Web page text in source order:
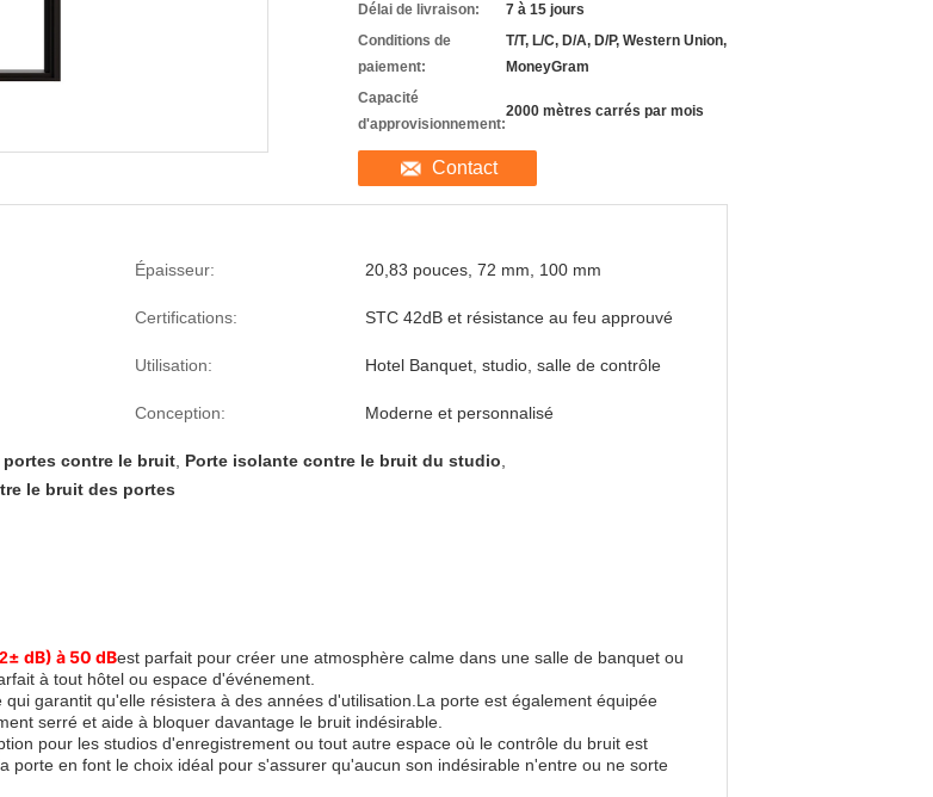
Délai de livraison:
7 à 15 jours
Conditions de
paiement:
T/T, L/C, D/A, D/P, Western Union,
MoneyGram
Capacité
d'approvisionnement:
2000 mètres carrés par mois
Contact
Épaisseur: 20,83 pouces, 72 mm, 100 mm
Certifications: STC 42dB et résistance au feu approuvé
Utilisation: Hotel Banquet, studio, salle de contrôle
Conception: Moderne et personnalisé
contre le bruit Porte isolante contre le bruit du studio
le bruit des portes
± dB) à 50 dBest parfait pour créer une atmosphère calme dans une salle de banquet ou
à tout hôtel ou espace d'événement.
garantit qu'elle résistera à des années d'utilisation.La porte est également équipée
serré et aide à bloquer davantage le bruit indésirable.
pour les studios d'enregistrement ou tout autre espace où le contrôle du bruit est
porte en font le choix idéal pour s'assurer qu'aucun son indésirable n'entre ou ne sorte